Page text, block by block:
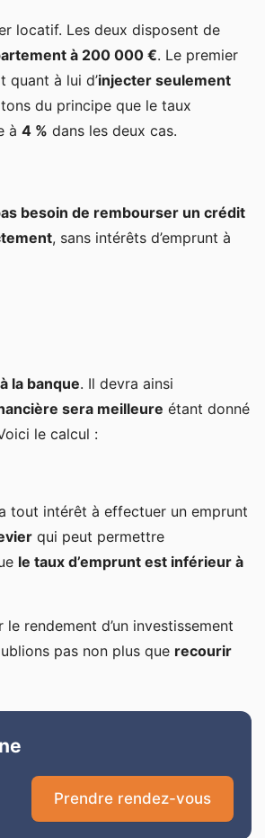
locatif. Les deux disposent de
à 200 000 €. Le premier
quant à lui d’injecter seulement
du principe que le taux
à4 % dans les deux cas.
besoin de rembourser un crédit
, sans intérêts d’emprunt à
la banque. Il devra ainsi
sera meilleure étant donné
le calcul :
tout intérêt à effectuer un emprunt
qui peut permettre
le taux d’emprunt est inférieur à
rendement d’un investissement
pas non plus que recourir
Prendre rendez-vous